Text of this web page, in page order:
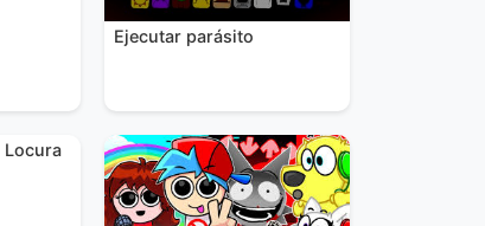
Ejecutar parásito
Locura